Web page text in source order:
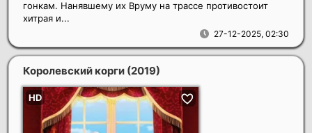
27-12-2025, 02:30
гонкам. Нанявшему их Вруму на трассе противостоит
хитрая и...
Королевский корги (2019)